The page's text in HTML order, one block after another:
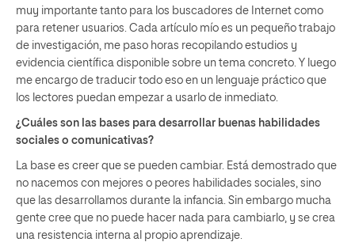
muy importante tanto para los buscadores de Internet como
para retener usuarios. Cada artículo mío es un pequeño trabajo
de investigación, me paso horas recopilando estudios y
evidencia científica disponible sobre un tema concreto. Y luego
me encargo de traducir todo eso en un lenguaje práctico que
los lectores puedan empezar a usarlo de inmediato.
¿Cuáles son las bases para desarrollar buenas habilidades
sociales o comunicativas?
La base es creer que se pueden cambiar. Está demostrado que
no nacemos con mejores o peores habilidades sociales, sino
que las desarrollamos durante la infancia. Sin embargo mucha
gente cree que no puede hacer nada para cambiarlo, y se crea
una resistencia interna al propio aprendizaje.